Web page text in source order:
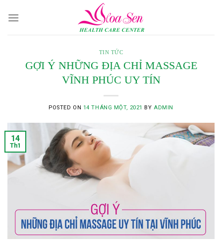
TIN TỨC
GỢI Ý NHỮNG ĐỊA CHỈ MASSAGE
VĨNH PHÚC UY TÍN
POSTED ON 14 THÁNG MỘT, 2021 BY ADMIN
14
Th1